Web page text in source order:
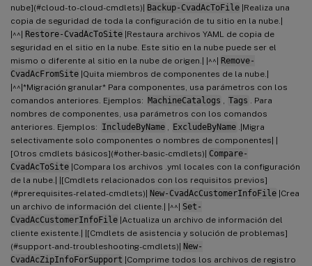
nube](#cloud-to-cloud-cmdlets)| Backup-CvadAcToFile |Realiza una
copia de seguridad de toda la configuración de tu sitio en la nube.|
|^^| Restore-CvadAcToSite |Restaura archivos YAML de copia de
seguridad en el sitio en la nube. Este sitio en la nube puede ser el
mismo o diferente al sitio en la nube de origen.| |^^| Remove-
CvadAcFromSite |Quita miembros de componentes de la nube.|
|^^|*Migración granular* Para componentes, usa parámetros con los
comandos anteriores. Ejemplos: MachineCatalogs Tags
. Para
nombres de componentes, usa parámetros con los comandos
anteriores. Ejemplos: IncludeByName ExcludeByName .|Migra
selectivamente solo componentes o nombres de componentes| |
[Otros cmdlets básicos](#other-basic-cmdlets)| Compare-
CvadAcToSite |Compara los archivos .yml locales con la configuración
de la nube.| |[Cmdlets relacionados con los requisitos previos]
(#prerequisites-related-cmdlets)| New-CvadAcCustomerInfoFile |Crea
un archivo de información del cliente.| |^^| Set-
CvadAcCustomerInfoFile |Actualiza un archivo de información del
cliente existente.| |[Cmdlets de asistencia y solución de problemas]
(#support-and-troubleshooting-cmdlets)| New-
CvadAcZipInfoForSupport |Comprime todos los archivos de registro